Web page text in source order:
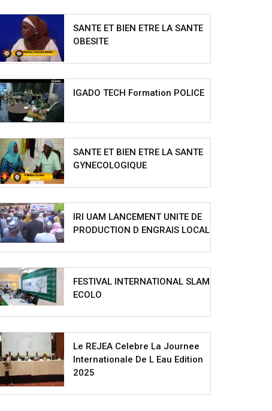
SANTE ET BIEN ETRE LA SANTE
OBESITE
IGADO TECH Formation POLICE
SANTE ET BIEN ETRE LA SANTE
GYNECOLOGIQUE
IRI UAM LANCEMENT UNITE DE
PRODUCTION D ENGRAIS LOCAL
FESTIVAL INTERNATIONAL SLAM
ECOLO
Le REJEA Celebre La Journee
Internationale De L Eau Edition
2025